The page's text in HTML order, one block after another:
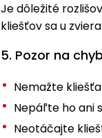
Je dôležité
kliešťov sa u
5. Pozor na
Nemažte
Nepáľte ho ani
Neotáčajte